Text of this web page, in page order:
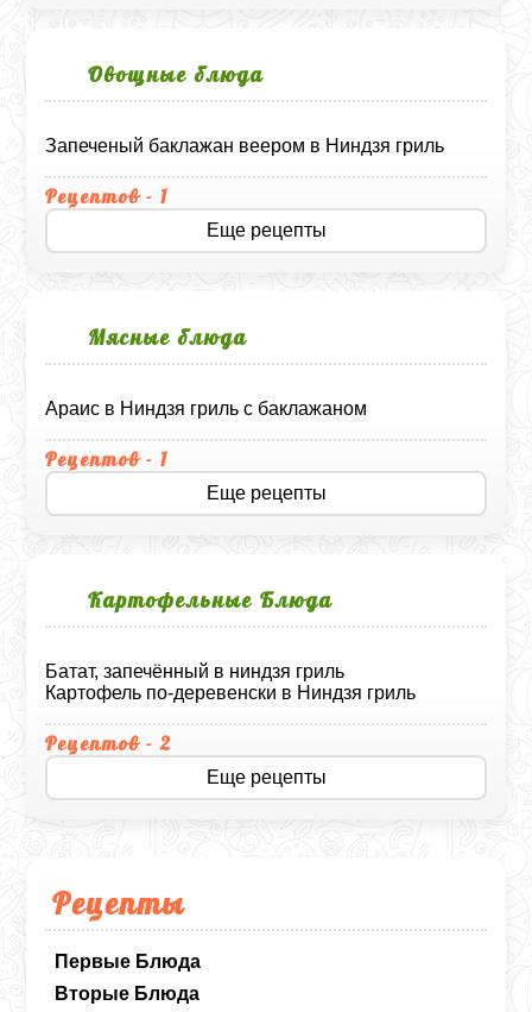
Рецепты
Первые Блюда
Вторые Блюда
Овощные блюда
Запеченый баклажан веером в Ниндзя гриль
Рецептов - 1
Еще рецепты
Мясные блюда
Араис в Ниндзя гриль с баклажаном
Рецептов - 1
Еще рецепты
Картофельные Блюда
Батат, запечённый в ниндзя гриль
Картофель по-деревенски в Ниндзя гриль
Рецептов - 2
Еще рецепты